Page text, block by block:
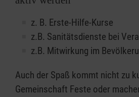
z. B. Erste-Hilfe-Kurse
z.B. Sanitätsdienste bei
z.B. Mitwirkung im
Auch der Spaß kommt nicht zu
Gemeinschaft Feste oder